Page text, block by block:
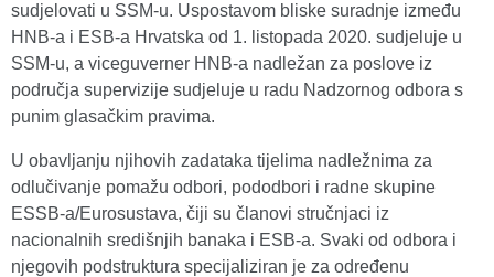
sudjelovati u SSM-u. Uspostavom bliske suradnje između
HNB-a i ESB-a Hrvatska od 1. listopada 2020. sudjeluje u
SSM-u, a viceguverner HNB-a nadležan za poslove iz
područja supervizije sudjeluje u radu Nadzornog odbora s
punim glasačkim pravima.
U obavljanju njihovih zadataka tijelima nadležnima za
odlučivanje pomažu odbori, pododbori i radne skupine
ESSB-a/Eurosustava, čiji su članovi stručnjaci iz
nacionalnih središnjih banaka i ESB-a. Svaki od odbora i
njegovih podstruktura specijaliziran je za određenu